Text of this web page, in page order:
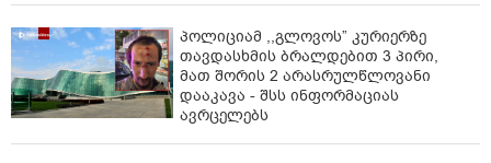
პოლიციამ ,,გლოვოს” კურიერზე
თავდასხმის ბრალდებით 3 პირი,
მათ შორის 2 არასრულწლოვანი
დააკავა - შსს ინფორმაციას
ავრცელებს